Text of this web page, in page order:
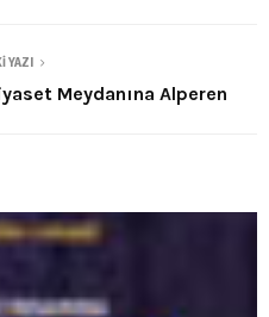
YAZI
Meydanına Alperen